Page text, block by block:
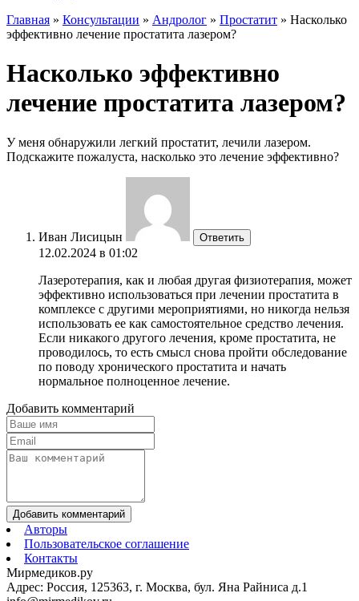
Главная » Консультации » Андролог » Простатит » Насколько
эффективно лечение простатита лазером?
Насколько эффективно
лечение простатита лазером?
У меня обнаружили легкий простатит, лечили лазером.
Подскажите пожалуста, насколько это лечение эффективно?
Иван Лисицын Ответить
12.02.2024 в 01:02
Лазеротерапия, как и любая другая физиотерапия, может
эффективно использоваться при лечении простатита в
комплексе с другими мероприятиями, но никогда нельзя
использовать ее как самостоятельное средство лечения.
Если никакого другого лечения, кроме простатита, не
проводилось, то есть смысл снова пройти обследование
по поводу хронического простатита и начать
нормальное полноценное лечение.
Добавить комментарий
Добавить комментарий
Авторы
Пользовательское соглашение
Контакты
Мирмедиков.ру
Адрес: Россия, 125363, г. Москва, бул. Яна Райниса д.1